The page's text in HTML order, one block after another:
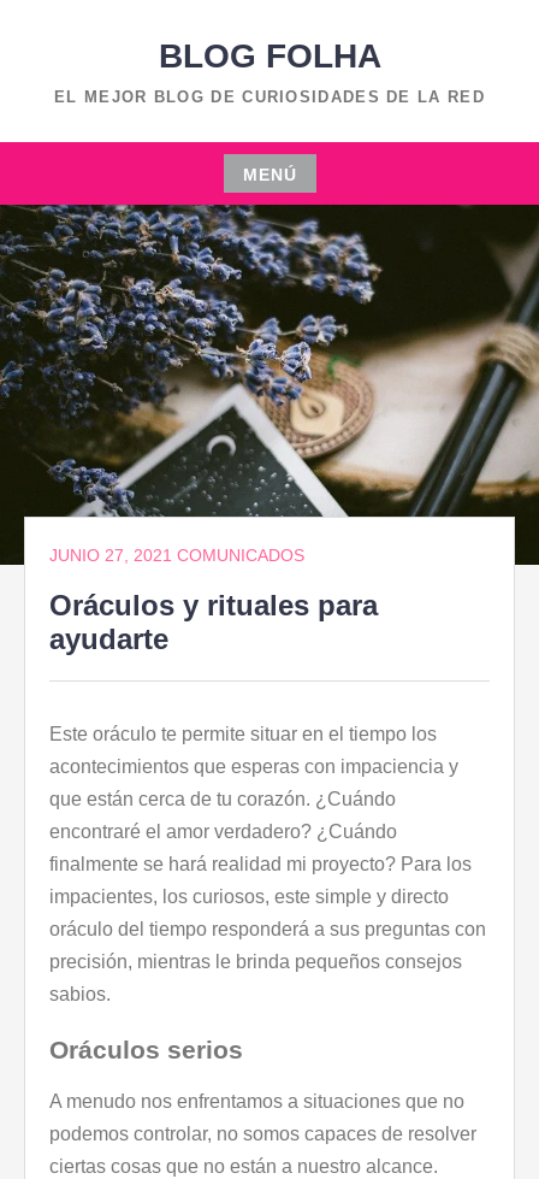
BLOG FOLHA
EL MEJOR BLOG DE CURIOSIDADES DE LA RED
MENÚ
Saltar
al
contenido
JUNIO 27, 2021 COMUNICADOS
Oráculos y rituales para
ayudarte
Este oráculo te permite situar en el tiempo los
acontecimientos que esperas con impaciencia y
que están cerca de tu corazón. ¿Cuándo
encontraré el amor verdadero? ¿Cuándo
finalmente se hará realidad mi proyecto? Para los
impacientes, los curiosos, este simple y directo
oráculo del tiempo responderá a sus preguntas con
precisión, mientras le brinda pequeños consejos
sabios.
Oráculos serios
A menudo nos enfrentamos a situaciones que no
podemos controlar, no somos capaces de resolver
ciertas cosas que no están a nuestro alcance.